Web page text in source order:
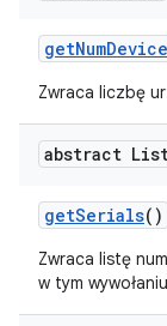
getNum
Zwraca liczbę
abstract
getSerials()
Zwraca listę
w tym